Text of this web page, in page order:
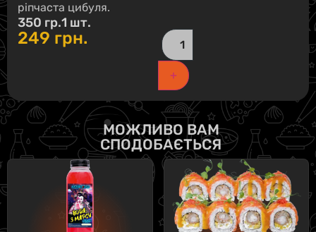
ріпчаста цибуля.
350 гр.1 шт.
249 грн.
+
МОЖЛИВО ВАМ
СПОДОБАЄТЬСЯ